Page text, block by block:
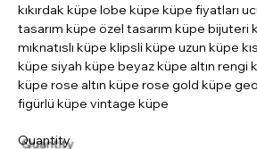
kıkırdak küpe lobe küpe küpe fiyatları
tasarım küpe özel tasarım küpe bijuteri
mıknatıslı küpe klipsli küpe uzun küpe
küpe siyah küpe beyaz küpe altın rengi
küpe rose altın küpe rose gold küpe
figürlü küpe vintage küpe
Quantity